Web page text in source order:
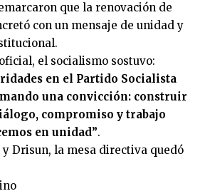
que la renovación de
con un mensaje de unidad y
el socialismo sostuvo:
en el Partido Socialista
una convicción: construir
compromiso y trabajo
en unidad”.
y Drisun, la mesa directiva quedó